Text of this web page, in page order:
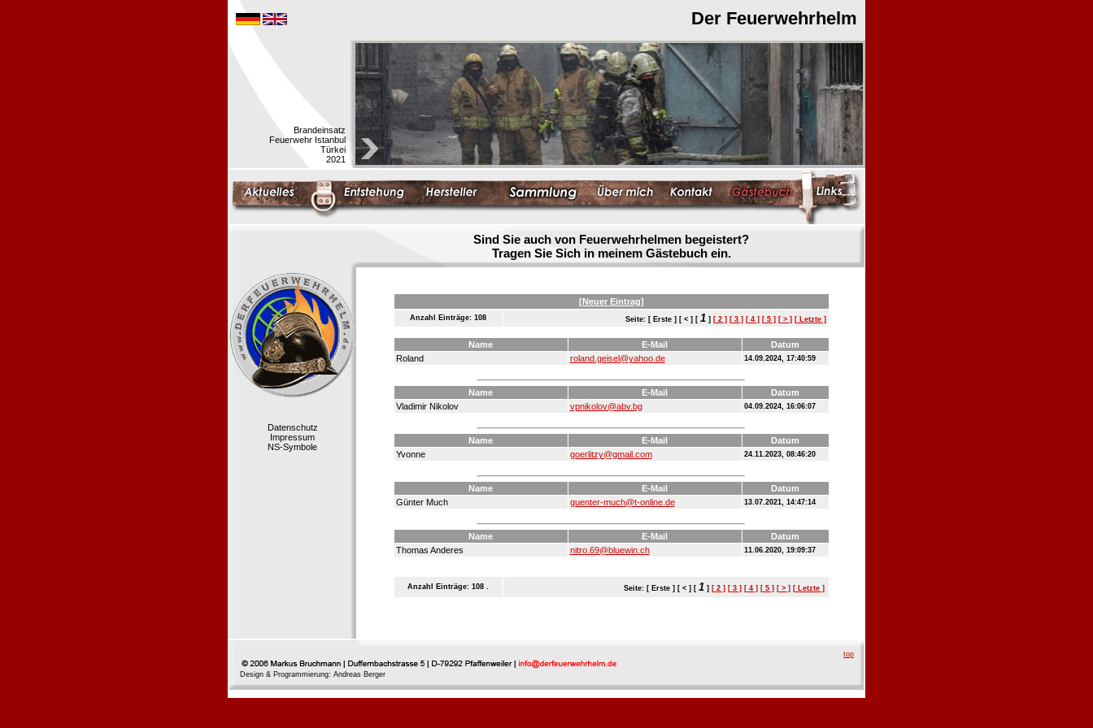
Der Feuerwehrhelm
Brandeinsatz
Feuerwehr Istanbul
Türkei
2021
Sind Sie auch von Feuerwehrhelmen begeistert?
Tragen Sie Sich in meinem Gästebuch ein.
Datenschutz
Impressum
NS-Symbole
[Neuer Eintrag]
Anzahl Einträge: 108 Seite: [ Erste ] [ < ] [ 1] [ 2 ] [ 3 ] [ 4 ] [ 5 ] [ > ] [ Letzte ]
Name E-Mail
Datum
Roland
roland.geisel@yahoo.de 14.09.2024, 17:40:59
Name E-Mail
Datum
Vladimir Nikolov
vpnikolov@abv.bg 04.09.2024, 16:06:07
Name E-Mail
Datum
Yvonne
goerlitzy@gmail.com 24.11.2023, 08:46:20
Name E-Mail
Datum
Günter Much
guenter-much@t-online.de 13.07.2021, 14:47:14
Name E-Mail
Datum
Thomas Anderes
nitro.69@bluewin.ch 11.06.2020, 19:09:37
Anzahl Einträge: 108 . Seite: [ Erste ] [ < ] [ 1] [ 2 ] [ 3 ] [ 4 ] [ 5 ] [ > ] [ Letzte ]
Design & Programmierung: Andreas Berger
top